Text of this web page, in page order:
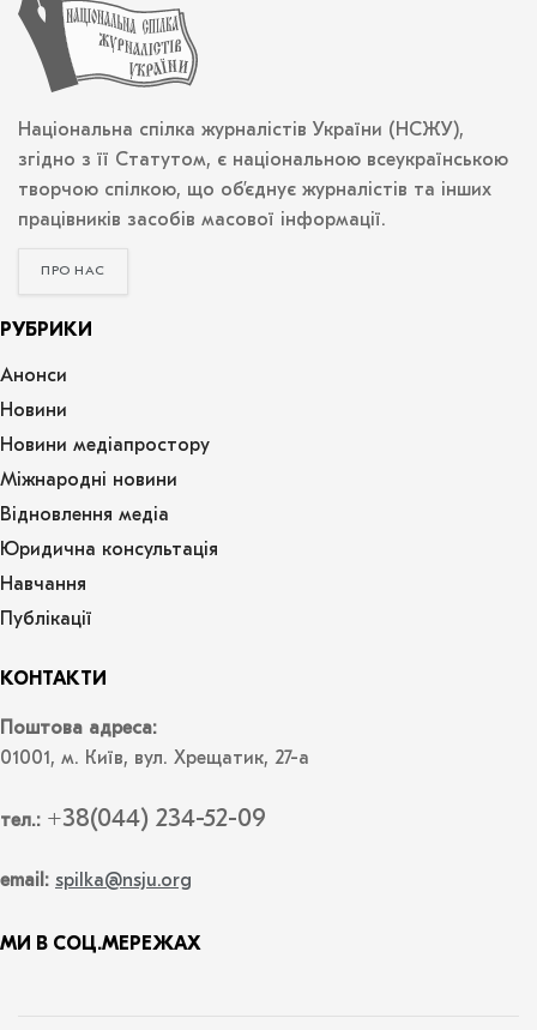
Національна спілка журналістів України (НСЖУ),
згідно з її Статутом, є національною всеукраїнською
творчою спілкою, що об’єднує журналістів та інших
працівників засобів масової інформації.
ПРО НАС
РУБРИКИ
Анонси
Новини
Новини медіапростору
Міжнародні новини
Відновлення медіа
Юридична консультація
Навчання
Публікації
КОНТАКТИ
Поштова адреса:
01001, м. Київ, вул. Хрещатик, 27-а
тел.: +38(044) 234-52-09
email: spilka@nsju.org
МИ В СОЦ.МЕРЕЖАХ